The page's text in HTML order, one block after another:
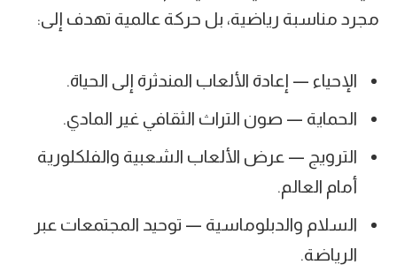
مجرد مناسبة رياضية، بل حركة عالمية تهدف إلى:
الإحياء — إعادة الألعاب المندثرة إلى الحياة.
الحماية — صون التراث الثقافي غير المادي.
الترويج — عرض الألعاب الشعبية والفلكلورية
أمام العالم.
السلام والدبلوماسية — توحيد المجتمعات عبر
الرياضة.